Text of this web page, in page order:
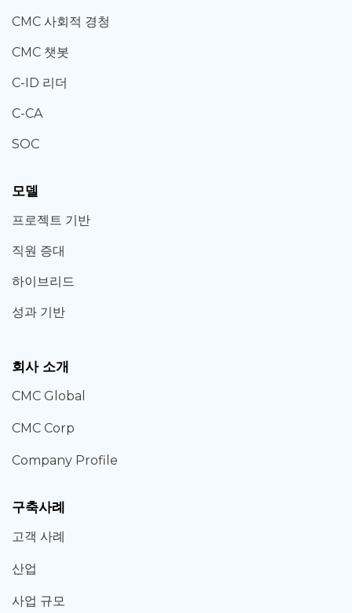
CMC 사회적 경청
CMC 챗봇
C-ID 리더
C-CA
SOC
모델
프로젝트 기반
직원 증대
하이브리드
성과 기반
회사 소개
CMC Global
CMC Corp
Company Profile
구축사례
고객 사례
산업
사업 규모